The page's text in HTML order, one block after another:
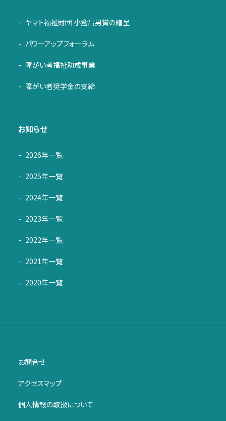
ヤマト福祉財団 小倉昌男賞の贈呈
パワーアップフォーラム
障がい者福祉助成事業
障がい者奨学金の支給
お知らせ
2026年一覧
2025年一覧
2024年一覧
2023年一覧
2022年一覧
2021年一覧
2020年一覧
お問合せ
アクセスマップ
個人情報の取扱について